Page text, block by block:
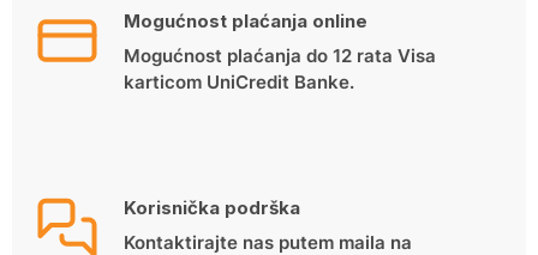
Mogućnost plaćanja online
Mogućnost plaćanja do 12 rata Visa
karticom UniCredit Banke.
Korisnička podrška
Kontaktirajte nas putem maila na